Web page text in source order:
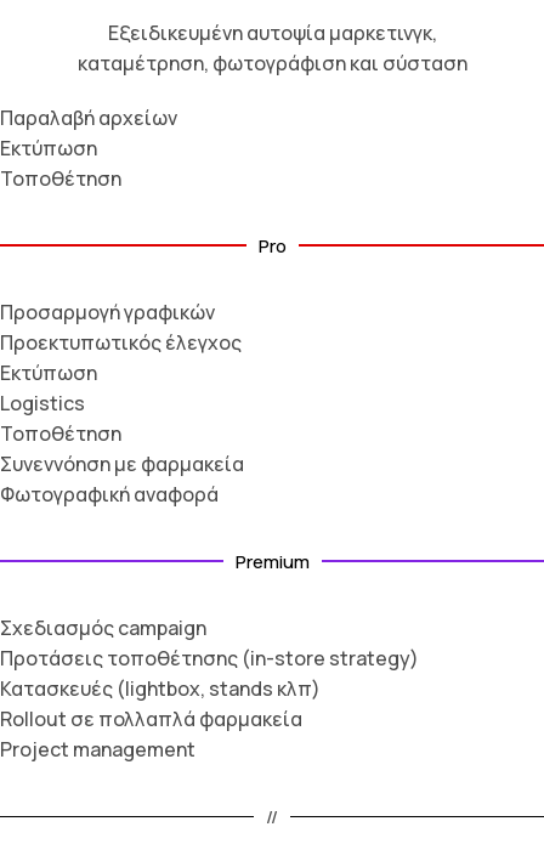
Εξειδικευμένη αυτοψία μαρκετινγκ,
καταμέτρηση, φωτογράφιση και σύσταση
Παραλαβή αρχείων
Εκτύπωση
Τοποθέτηση
Pro
Προσαρμογή γραφικών
Προεκτυπωτικός έλεγχος
Εκτύπωση
Logistics
Τοποθέτηση
Συνεννόηση με φαρμακεία
Φωτογραφική αναφορά
Premium
Σχεδιασμός campaign
Προτάσεις τοποθέτησης (in-store strategy)
Κατασκευές (lightbox, stands κλπ)
Rollout σε πολλαπλά φαρμακεία
Project management
//